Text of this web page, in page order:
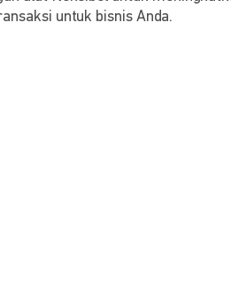
untuk bisnis Anda.